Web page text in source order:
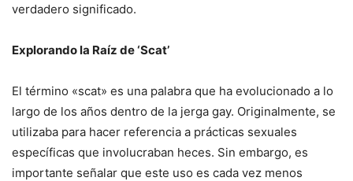
verdadero significado.
Explorando la Raíz de ‘Scat’
El término «scat» es una palabra que ha evolucionado a lo
largo de los años dentro de la jerga gay. Originalmente, se
utilizaba para hacer referencia a prácticas sexuales
específicas que involucraban heces. Sin embargo, es
importante señalar que este uso es cada vez menos